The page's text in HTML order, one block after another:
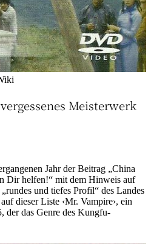
Meisterwerk
Jahr der Beitrag „China
Dir helfen!“ mit dem Hinweis auf
und tiefes Profil“ des Landes
dieser Liste ‹Mr. Vampire›, ein
das Genre des Kungfu-